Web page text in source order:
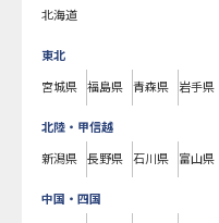
北海道
東北
宮城県 福島県 青森県 岩手県
北陸・甲信越
新潟県 長野県 石川県 富山県
中国・四国